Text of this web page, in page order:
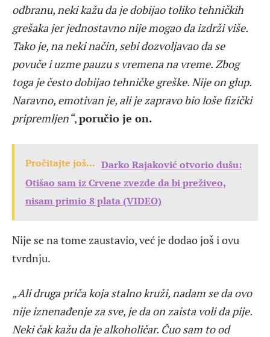
odbranu, neki kažu da je dobijao toliko tehničkih
grešaka jer jednostavno nije mogao da izdrži više.
Tako je, na neki način, sebi dozvoljavao da se
povuče i uzme pauzu s vremena na vreme. Zbog
toga je često dobijao tehničke greške. Nije on glup.
Naravno, emotivan je, ali je zapravo bio loše fizički
pripremljen“,poručio je on.
Pročitajte još... Darko Rajaković otvorio dušu:
Otišao sam iz Crvene zvezde da bi preživeo,
nisam primio 8 plata (VIDEO)
Nije se na tome zaustavio, već je dodao još i ovu
tvrdnju.
„Ali druga priča koja stalno kruži, nadam se da ovo
nije iznenađenje za sve, je da on zaista voli da pije.
Neki čak kažu da je alkoholičar. Čuo sam to od